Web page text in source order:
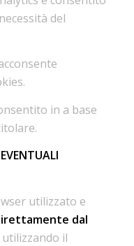
del
in a base
utilizzato e
dal
utilizzando il